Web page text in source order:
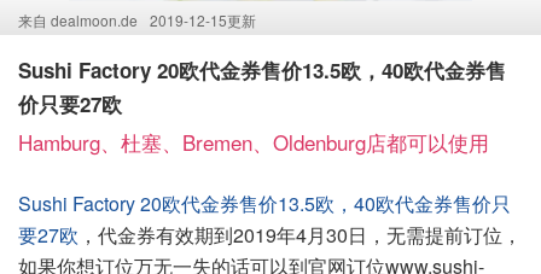
来自 dealmoon.de 2019-12-15更新
Sushi Factory 20欧代金券售价13.5欧，40欧代金券售
价只要27欧
Hamburg、杜塞、Bremen、Oldenburg店都可以使用
Sushi Factory 20欧代金券售价13.5欧，40欧代金券售价只
要27欧 ，代金券有效期到2019年4月30日，无需提前订位，
如果你想订位万无一失的话可以到官网订位www.sushi-